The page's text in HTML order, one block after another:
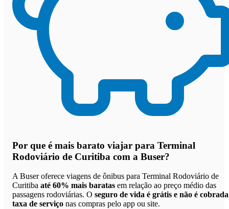
Por que é mais barato viajar para Terminal
Rodoviário de Curitiba com a Buser?
A Buser oferece viagens de ônibus para Terminal Rodoviário de
Curitiba até 60% mais baratas em relação ao preço médio das
passagens rodoviárias. O seguro de vida é grátis e não é cobrada
taxa de serviço nas compras pelo app ou site.